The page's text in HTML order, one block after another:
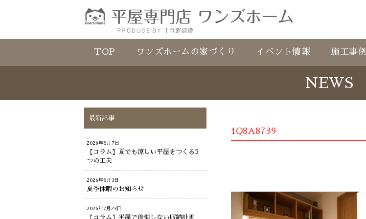
TOP ワンズホームの家づくり イベント情報 施工事例
NEWS
1Q8A8739
最新記事
2026年8月7日
【コラム】夏でも涼しい平屋をつくる5
つの工夫
2026年8月3日
夏季休暇のお知らせ
2026年7月23日
【コラム】平屋で後悔しない収納計画